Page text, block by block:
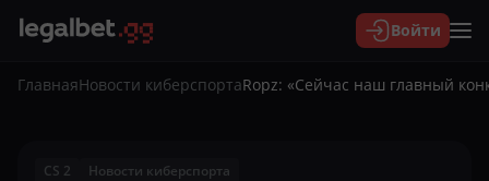
Войти
ГлавнаяНовости киберспортаRopz: «Сейчас наш главный
CS 2 Новости киберспорта